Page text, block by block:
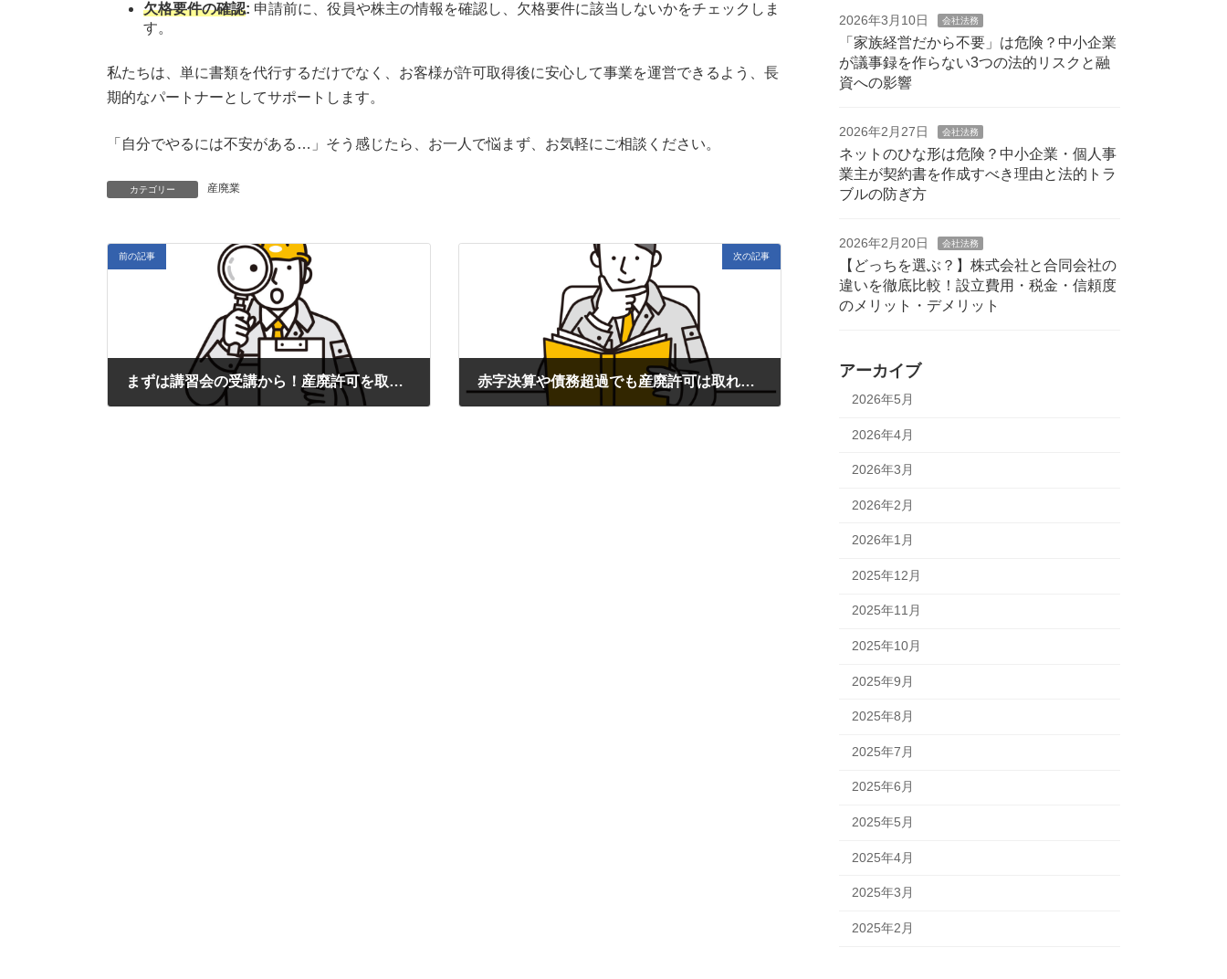
欠格要件の確認: 申請前に、役員や株主の情報を確認し、欠格要件に該当しないかをチェックしま
す。
私たちは、単に書類を代行するだけでなく、お客様が許可取得後に安心して事業を運営できるよう、長
期的なパートナーとしてサポートします。
「自分でやるには不安がある…」そう感じたら、お一人で悩まず、お気軽にご相談ください。
カテゴリー 産廃業
前の記事
まずは講習会の受講から！産廃許可を取得するための4つの必須要件と欠格事由を解説
次の記事
赤字決算や債務超過でも産廃許可は取れる？「経理的基礎」の審査基準と追加書類の対策
2026年3月10日 会社法務
「家族経営だから不要」は危険？中小企業
が議事録を作らない3つの法的リスクと融
資への影響
2026年2月27日 会社法務
ネットのひな形は危険？中小企業・個人事
業主が契約書を作成すべき理由と法的トラ
ブルの防ぎ方
2026年2月20日 会社法務
【どっちを選ぶ？】株式会社と合同会社の
違いを徹底比較！設立費用・税金・信頼度
のメリット・デメリット
アーカイブ
2026年5月
2026年4月
2026年3月
2026年2月
2026年1月
2025年12月
2025年11月
2025年10月
2025年9月
2025年8月
2025年7月
2025年6月
2025年5月
2025年4月
2025年3月
2025年2月